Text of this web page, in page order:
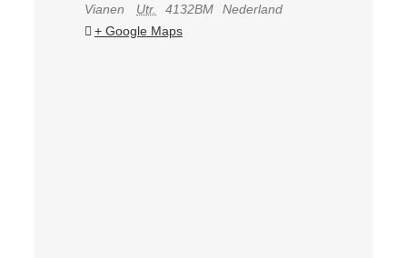
Vianen
Utr. 4132BM
Nederland
+ Google Maps